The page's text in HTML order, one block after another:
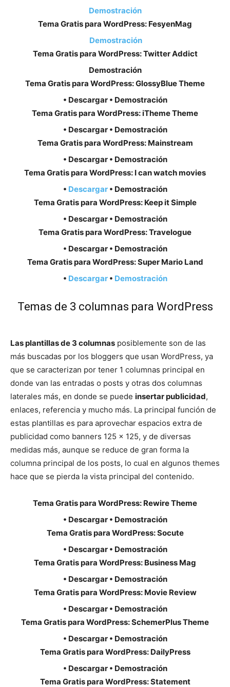
Demostración
Tema Gratis para WordPress: FesyenMag
Demostración
Tema Gratis para WordPress: Twitter Addict
Demostración
Tema Gratis para WordPress: GlossyBlue Theme
• Descargar • Demostración
Tema Gratis para WordPress: iTheme Theme
• Descargar • Demostración
Tema Gratis para WordPress: Mainstream
• Descargar • Demostración
Tema Gratis para WordPress: I can watch movies
• Descargar• Demostración
Tema Gratis para WordPress: Keep it Simple
• Descargar • Demostración
Tema Gratis para WordPress: Travelogue
• Descargar • Demostración
Tema Gratis para WordPress: Super Mario Land
• Descargar• Demostración
Temas de 3 columnas para WordPress
Las plantillas de 3 columnas posiblemente son de las
más buscadas por los bloggers que usan WordPress, ya
que se caracterizan por tener 1 columnas principal en
donde van las entradas o posts y otras dos columnas
laterales más, en donde se puede insertar publicidad,
enlaces, referencia y mucho más. La principal función de
estas plantillas es para aprovechar espacios extra de
publicidad como banners 125 x 125, y de diversas
medidas más, aunque se reduce de gran forma la
columna principal de los posts, lo cual en algunos themes
hace que se pierda la vista principal del contenido.
Tema Gratis para WordPress: Rewire Theme
• Descargar • Demostración
Tema Gratis para WordPress: Socute
• Descargar • Demostración
Tema Gratis para WordPress: Business Mag
• Descargar • Demostración
Tema Gratis para WordPress: Movie Review
• Descargar • Demostración
Tema Gratis para WordPress: SchemerPlus Theme
• Descargar • Demostración
Tema Gratis para WordPress: DailyPress
• Descargar • Demostración
Tema Gratis para WordPress: Statement